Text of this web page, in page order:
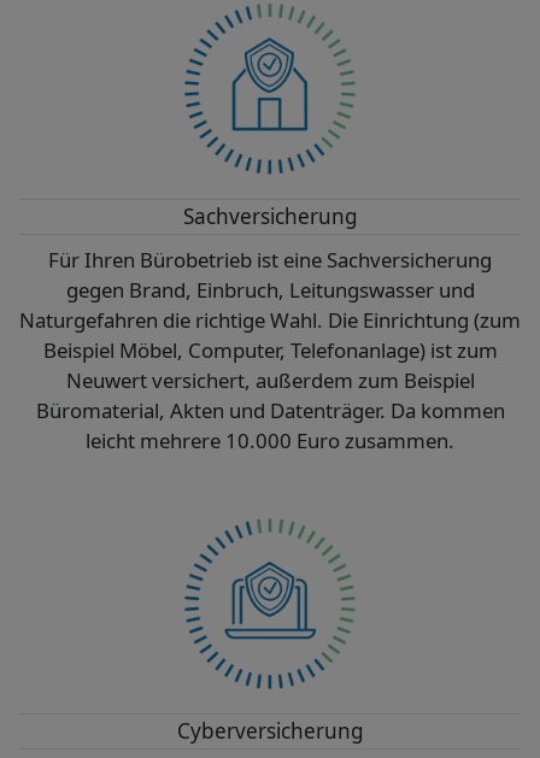
Sachversicherung
Für Ihren Bürobetrieb ist eine Sachversicherung
gegen Brand, Einbruch, Leitungswasser und
Naturgefahren die richtige Wahl. Die Einrichtung (zum
Beispiel Möbel, Computer, Telefonanlage) ist zum
Neuwert versichert, außerdem zum Beispiel
Büromaterial, Akten und Datenträger. Da kommen
leicht mehrere 10.000 Euro zusammen.
Cyberversicherung